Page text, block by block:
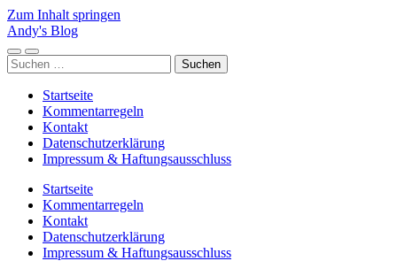
Zum Inhalt springen
Andy's Blog
Mobile-
Menü
Suchfeld
ein-/ausblenden
Suchen
nach:
Startseite
Kommentarregeln
Kontakt
Datenschutzerklärung
Impressum & Haftungsausschluss
Startseite
Kommentarregeln
Kontakt
Datenschutzerklärung
Impressum & Haftungsausschluss